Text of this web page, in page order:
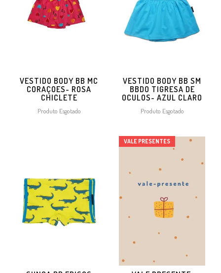
VESTIDO BODY BB MC
CORAÇOES- ROSA
CHICLETE
Produto Esgotado
VESTIDO BODY BB SM
BBDO TIGRESA DE
OCULOS- AZUL CLARO
Produto Esgotado
VALE PRESENTES